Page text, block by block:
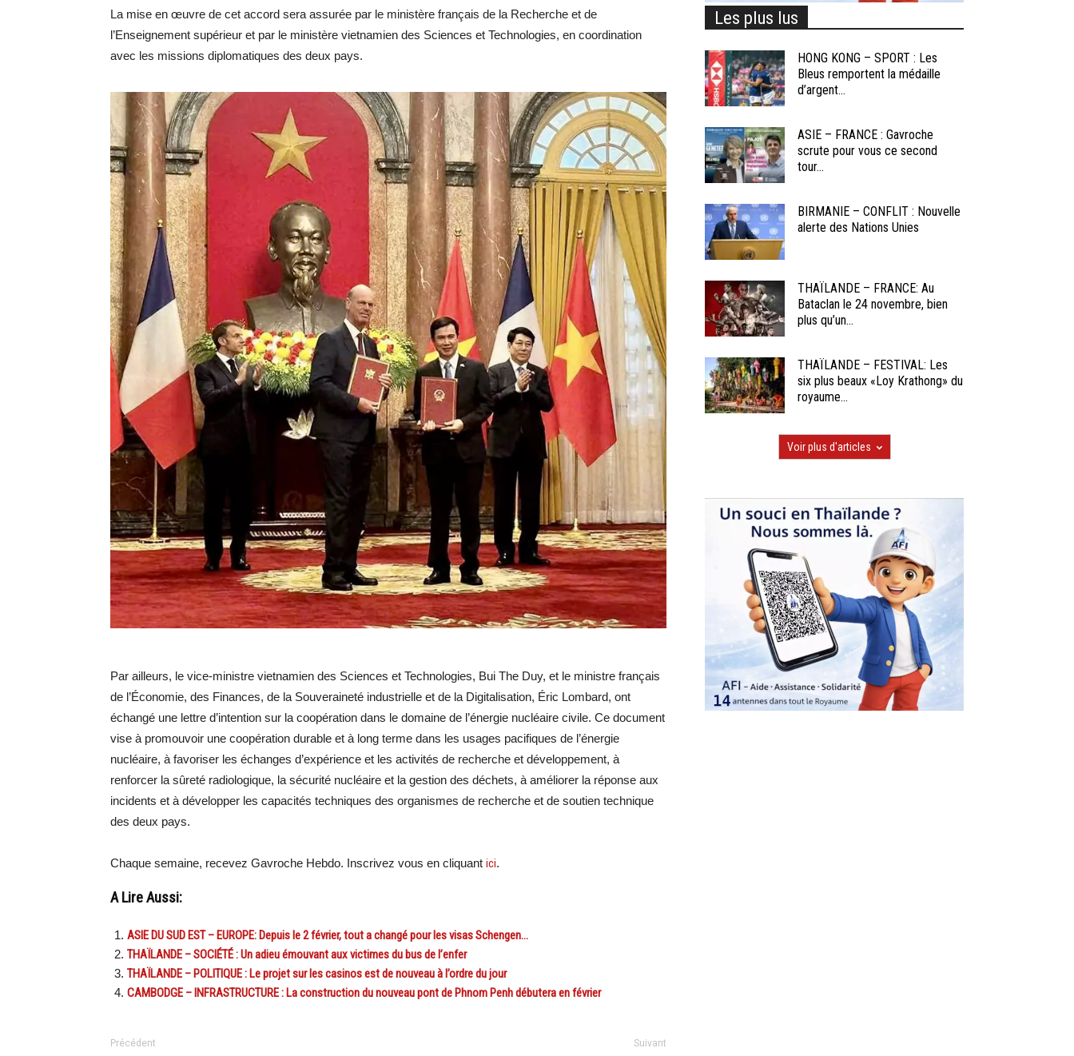
La mise en œuvre de cet accord sera assurée par le ministère français de la Recherche et de
l’Enseignement supérieur et par le ministère vietnamien des Sciences et Technologies, en coordination
avec les missions diplomatiques des deux pays.
Par ailleurs, le vice-ministre vietnamien des Sciences et Technologies, Bui The Duy, et le ministre français
de l’Économie, des Finances, de la Souveraineté industrielle et de la Digitalisation, Éric Lombard, ont
échangé une lettre d’intention sur la coopération dans le domaine de l’énergie nucléaire civile. Ce document
vise à promouvoir une coopération durable et à long terme dans les usages pacifiques de l’énergie
nucléaire, à favoriser les échanges d’expérience et les activités de recherche et développement, à
renforcer la sûreté radiologique, la sécurité nucléaire et la gestion des déchets, à améliorer la réponse aux
incidents et à développer les capacités techniques des organismes de recherche et de soutien technique
des deux pays.
Chaque semaine, recevez Gavroche Hebdo. Inscrivez vous en cliquant ici.
A Lire Aussi:
ASIE DU SUD EST – EUROPE: Depuis le 2 février, tout a changé pour les visas Schengen…
THAÏLANDE – SOCIÉTÉ : Un adieu émouvant aux victimes du bus de l’enfer
THAÏLANDE – POLITIQUE : Le projet sur les casinos est de nouveau à l’ordre du jour
CAMBODGE – INFRASTRUCTURE : La construction du nouveau pont de Phnom Penh débutera en février
Précédent Suivant
Les plus lus
HONG KONG – SPORT : Les
Bleus remportent la médaille
d’argent...
ASIE – FRANCE : Gavroche
scrute pour vous ce second
tour...
BIRMANIE – CONFLIT : Nouvelle
alerte des Nations Unies
THAÏLANDE – FRANCE: Au
Bataclan le 24 novembre, bien
plus qu’un...
THAÏLANDE – FESTIVAL: Les
six plus beaux «Loy Krathong» du
royaume...
Voir plus d'articles